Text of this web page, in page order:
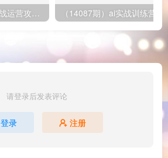
（14025期）淘宝实战运营攻略：店铺基础优化、直通车推广、爆款打造、客服管理、搜…
请登录后发表评论
登录 注册